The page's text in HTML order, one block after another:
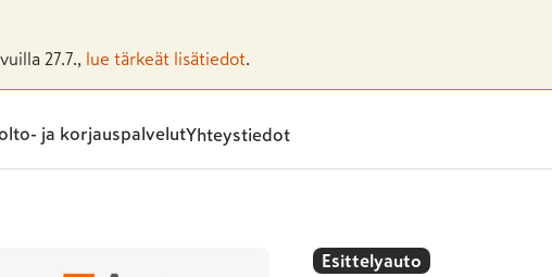
27.7., lue tärkeät lisätiedot
ja korjauspalvelutYhteystiedot
Esittelyauto